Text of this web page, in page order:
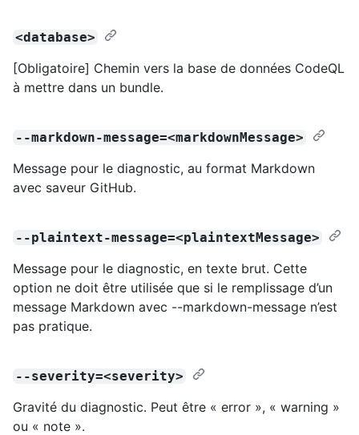
<database>
[Obligatoire] Chemin vers la base de données CodeQL
à mettre dans un bundle.
--markdown-message=<markdownMessage>
Message pour le diagnostic, au format Markdown
avec saveur GitHub.
--plaintext-message=<plaintextMessage>
Message pour le diagnostic, en texte brut. Cette
option ne doit être utilisée que si le remplissage d’un
message Markdown avec --markdown-message n’est
pas pratique.
--severity=<severity>
Gravité du diagnostic. Peut être « error », « warning »
ou « note ».